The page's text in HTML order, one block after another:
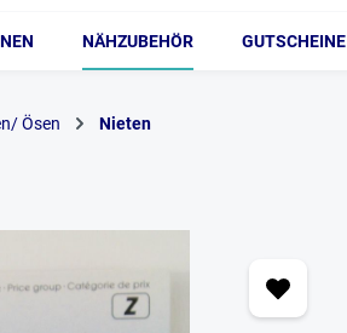
NÄHZUBEHÖR GUTSCHEINE
Ösen Nieten